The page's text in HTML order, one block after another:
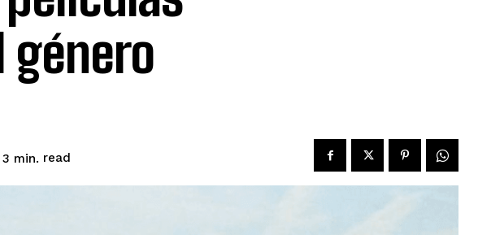
género
3 min. read